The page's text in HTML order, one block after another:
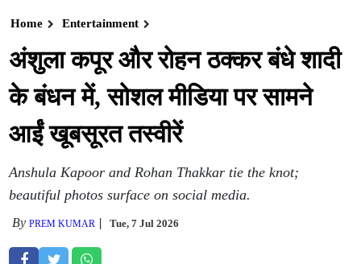
Home Entertainment
अंशुला कपूर और रोहन ठक्कर बंधे शादी
के बंधन में, सोशल मीडिया पर सामने
आईं खूबसूरत तस्वीरें
Anshula Kapoor and Rohan Thakkar tie the knot;
beautiful photos surface on social media.
ByPREM KUMAR Tue, 7 Jul 2026